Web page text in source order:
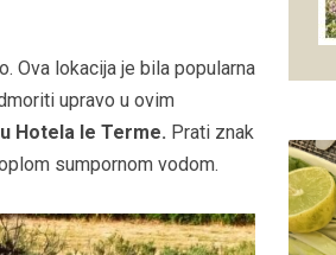
Ova lokacija je bila popularna
upravo u ovim
Hotela le Terme. Prati znak
sumpornom vodom.